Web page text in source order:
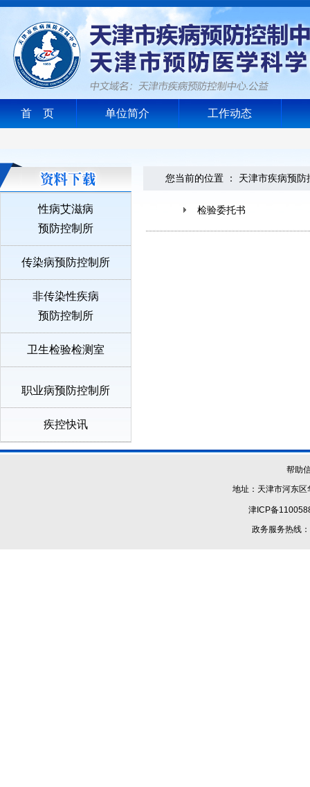
首 页 单位简介 工作动态
性病艾滋病
预防控制所
传染病预防控制所
非传染性疾病
预防控制所
卫生检验检测室
职业病预防控制所
疾控快讯
您当前的位置 ： 天津市疾病预防
检验委托书
帮助
地址：天津市河
津ICP备
政务服务热线